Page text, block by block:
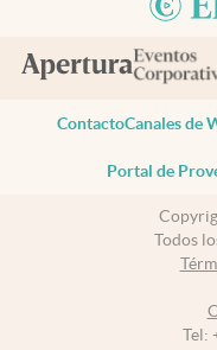
ContactoCanales de
Portal de
Todos
Tel: